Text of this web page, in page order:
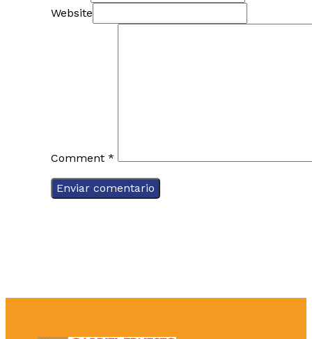
Website
Comment *